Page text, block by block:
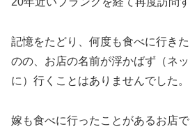
記憶をたどり、何度も食べに行き
のの、お店の名前が浮かばず（ネ
に）行くことはありませんでした。
嫁も食べに行ったことがあるお店